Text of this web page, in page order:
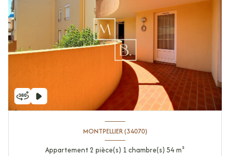
MONTPELLIER (34070)
Appartement 2 pièce(s) 1 chambre(s) 54 m²